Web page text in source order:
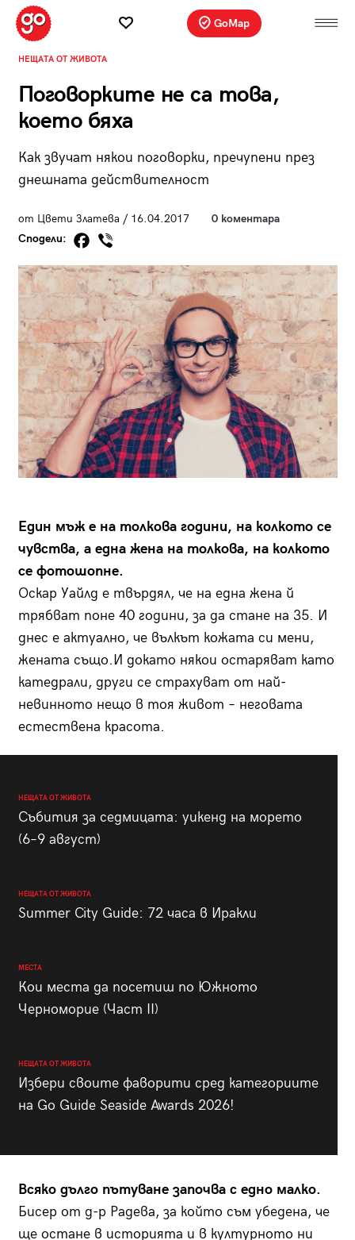
GoMap
НЕЩАТА ОТ ЖИВОТА
Поговорките не са това,
което бяха
Как звучат някои поговорки, пречупени през
днешната действителност
от Цвети Златева / 16.04.2017
0 коментара
Сподели:
Един мъж е на толкова години, на колкото се
чувства, а една жена на толкова, на колкото
се фотошопне.
Оскар Уайлд е твърдял, че на една жена й
трябват поне 40 години, за да стане на 35. И
днес е актуално, че вълкът кожата си мени,
жената също.И докато някои остаряват като
катедрали, други се страхуват от най-
невинното нещо в тоя живот – неговата
естествена красота.
НЕЩАТА ОТ ЖИВОТА
Събития за седмицата: уикенд на морето
(6–9 август)
НЕЩАТА ОТ ЖИВОТА
Summer City Guide: 72 часа в Иракли
МЕСТА
Кои места да посетиш по Южното
Черноморие (Част II)
НЕЩАТА ОТ ЖИВОТА
Избери своите фаворити сред категориите
на Go Guide Seaside Awards 2026!
Всяко дълго пътуване започва с едно малко.
Бисер от д-р Радева, за който съм убедена, че
ще остане в историята и в културното ни